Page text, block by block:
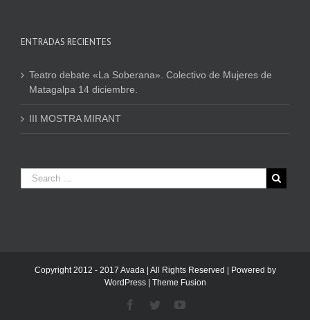
ENTRADAS RECIENTES
Teatro debate «La Soberana». Colectivo de Mujeres de
Matagalpa 14 diciembre.
III MOSTRA MIRANT
Copyright 2012 - 2017 Avada | All Rights Reserved | Powered by
WordPress| Theme Fusion
Facebook
TwitterYoutube